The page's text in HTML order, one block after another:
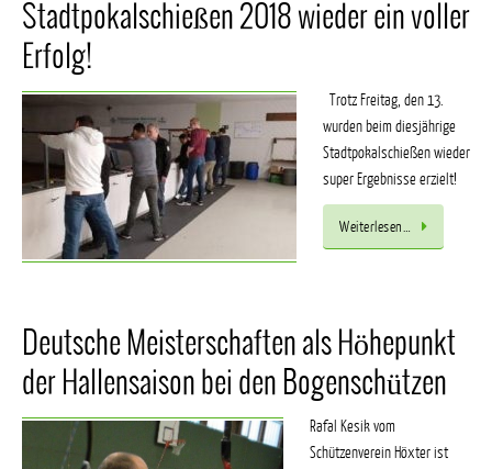
Stadtpokalschießen 2018 wieder ein voller
Erfolg!
Trotz Freitag, den 13.
wurden beim diesjährige
Stadtpokalschießen wieder
super Ergebnisse erzielt!
Weiterlesen…
Deutsche Meisterschaften als Höhepunkt
der Hallensaison bei den Bogenschützen
Rafal Kesik vom
Schützenverein Höxter ist